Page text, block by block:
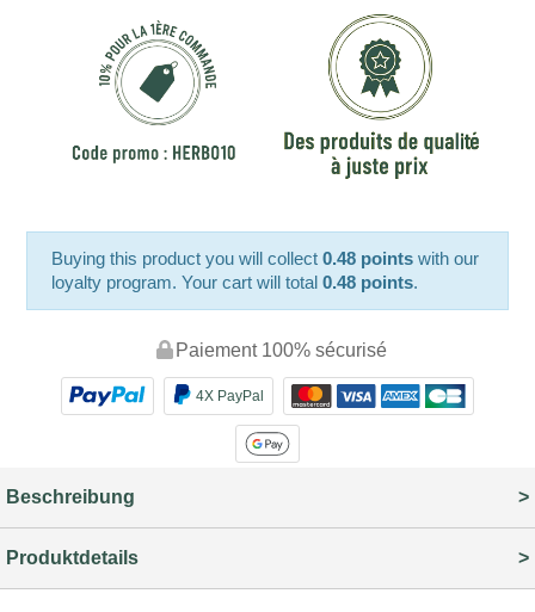
Buying this product you will collect0.48 points with our
loyalty program. Your cart will total0.48 points.
Paiement 100% sécurisé
4X PayPal
Beschreibung
Produktdetails